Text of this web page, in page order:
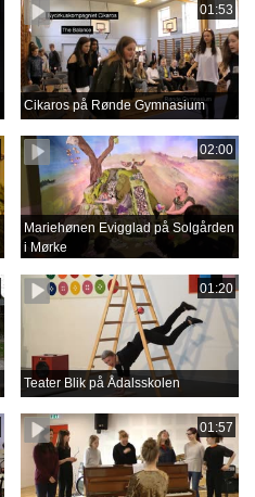
01:53
Cikaros på Rønde Gymnasium
02:00
Mariehønen Evigglad på Solgården
i Mørke
01:20
Teater Blik på Ådalsskolen
01:57